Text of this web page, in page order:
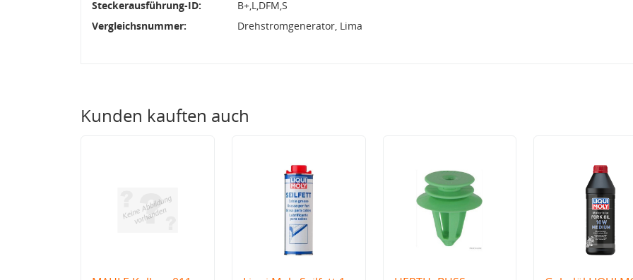
Steckerausführung-ID:
B+,L,DFM,S
Vergleichsnummer:
Drehstromgenerator, Lima
Kunden kauften auch